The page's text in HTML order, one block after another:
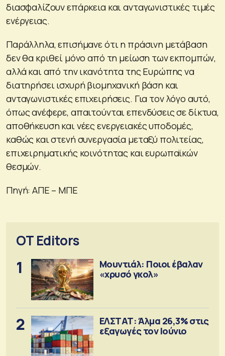
διασφαλίζουν επάρκεια και ανταγωνιστικές τιμές
ενέργειας.
Παράλληλα, επισήμανε ότι η πράσινη μετάβαση
δεν θα κριθεί μόνο από τη μείωση των εκπομπών,
αλλά και από την ικανότητα της Ευρώπης να
διατηρήσει ισχυρή βιομηχανική βάση και
ανταγωνιστικές επιχειρήσεις. Για τον λόγο αυτό,
όπως ανέφερε, απαιτούνται επενδύσεις σε δίκτυα,
αποθήκευση και νέες ενεργειακές υποδομές,
καθώς και στενή συνεργασία μεταξύ πολιτείας,
επιχειρηματικής κοινότητας και ευρωπαϊκών
θεσμών.
Πηγή: ΑΠΕ – ΜΠΕ
OT Editors
1
Μουντιάλ: Ποιοι έβαλαν
«χρυσό γκολ»
2
ΕΛΣΤΑΤ: Άλμα 26,3% στις
εξαγωγές τον Ιούνιο